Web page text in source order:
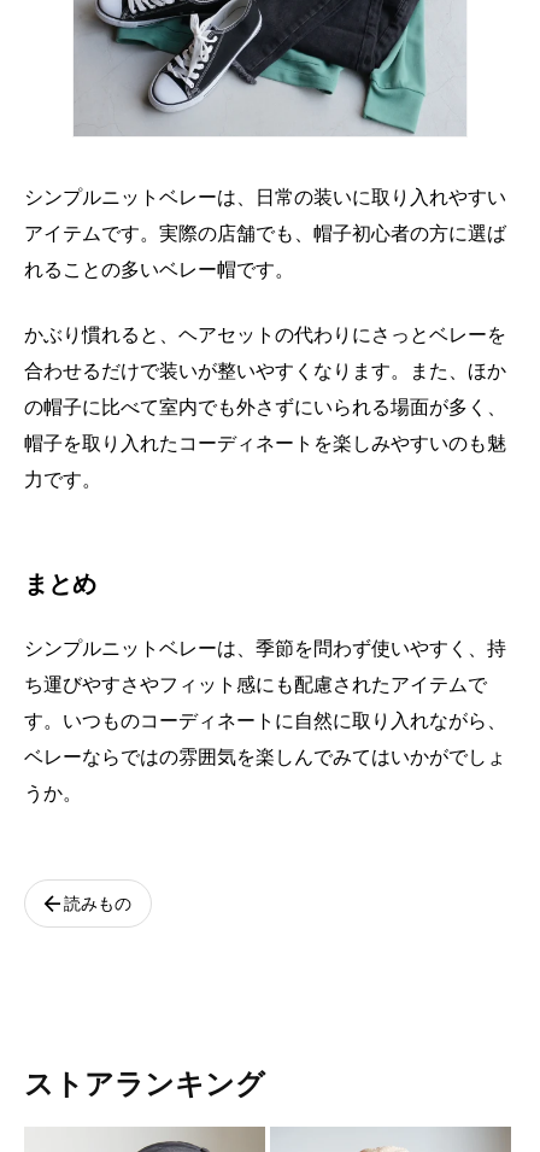
シンプルニットベレーは、日常の装いに取り入れやすい
アイテムです。実際の店舗でも、帽子初心者の方に選ば
れることの多いベレー帽です。
かぶり慣れると、ヘアセットの代わりにさっとベレーを
合わせるだけで装いが整いやすくなります。また、ほか
の帽子に比べて室内でも外さずにいられる場面が多く、
帽子を取り入れたコーディネートを楽しみやすいのも魅
力です。
まとめ
シンプルニットベレーは、季節を問わず使いやすく、持
ち運びやすさやフィット感にも配慮されたアイテムで
す。いつものコーディネートに自然に取り入れながら、
ベレーならではの雰囲気を楽しんでみてはいかがでしょ
うか。
arrow_back読みもの
ストアランキング